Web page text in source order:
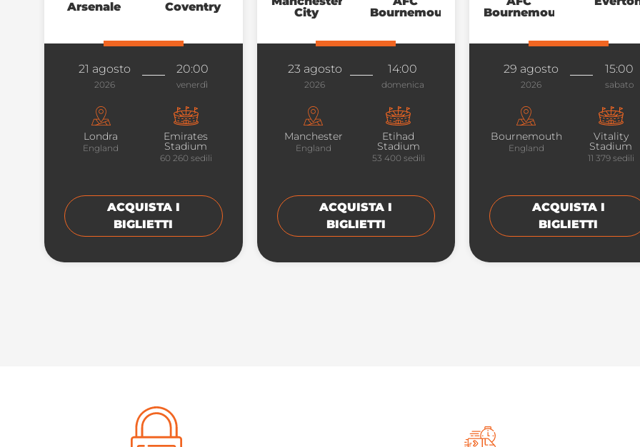
Arsenale Coventry
21 agosto
2026
20:00
venerdì
Londra
England
Emirates
Stadium
60 260 sedili
ACQUISTA I
BIGLIETTI
City
Bournemouth
23 agosto
2026
14:00
domenica
Manchester
England
Etihad
Stadium
53 400 sedili
ACQUISTA I
BIGLIETTI
Bournemouth
29 agosto
2026
15:00
sabato
Bournemouth
England
Vitality
Stadium
11 379 sedili
ACQUISTA I
BIGLIETTI